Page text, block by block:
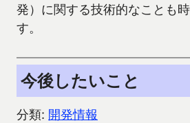
発）に関する技術的なことも
す。
今後したいこと
分類: 開発情報